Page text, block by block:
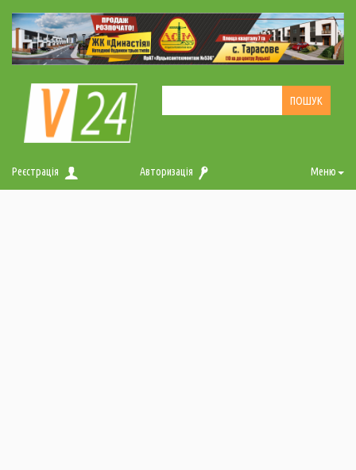
Реєстрація Авторизація Меню